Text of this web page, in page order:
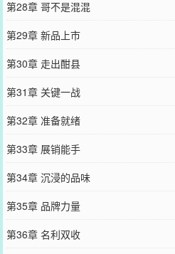
第28章 哥不是混混
第29章 新品上市
第30章 走出酣县
第31章 关键一战
第32章 准备就绪
第33章 展销能手
第34章 沉浸的品味
第35章 品牌力量
第36章 名利双收